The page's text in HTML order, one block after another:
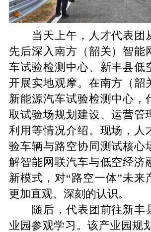
当天 上午，人才代表团
先后深入南方（韶关）智能
车试验检测中心、新丰县低
开展实地观摩。在南方（韶
新能源汽车试验检测中心，
取试验场规划建设、运营管
利用等情况介绍。现场，人
验车辆与路空协同测试核心
解智能网联汽车与低空经济
新模式，对“路空一体”未来
更加直观、深刻的认识。
随后，代表团前往新丰
业园参观学习。该产业园规